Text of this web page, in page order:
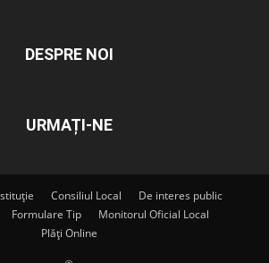
DESPRE NOI
URMAȚI-NE
Consiliul Local
De interes public
Formulare Tip
Monitorul Oficial Local
Plăți Online